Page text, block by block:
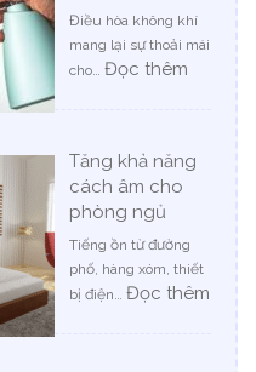
Điều hòa không khí
mang lại sự thoải mái
cho… Đọc thêm:
cây
trường
điều
hòa
Tăng khả năng
cách âm cho
phòng ngủ
Tiếng ồn từ đường
phố, hàng xóm, thiết
bị điện… Đọc thêm: